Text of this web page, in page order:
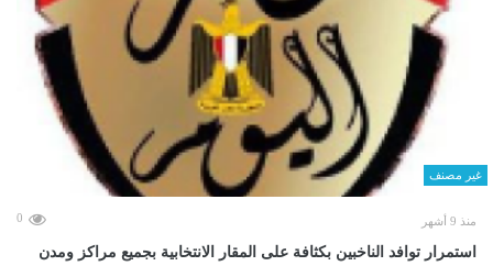
غير مصنف
منذ 9 أشهر 0
استمرار توافد الناخبين بكثافة على المقار الانتخابية بجميع مراكز ومدن